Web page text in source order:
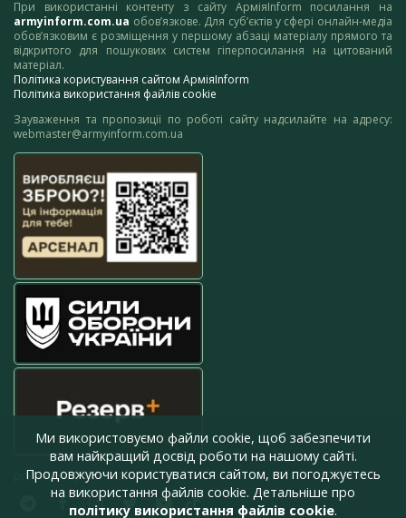
При використанні контенту з сайту АрміяInform посилання на
armyinform.com.ua обов’язкове. Для суб’єктів у сфері онлайн-медіа
обов’язковим є розміщення у першому абзаці матеріалу прямого та
відкритого для пошукових систем гіперпосилання на цитований
матеріал.
Політика користування сайтом АрміяInform
Політика використання файлів cookie
Зауваження та пропозиції по роботі сайту надсилайте на адресу:
webmaster@armyinform.com.ua
press@armyinform.com.ua
Ми використовуємо файли cookie, щоб забезпечити
вам найкращий досвід роботи на нашому сайті.
Продовжуючи користуватися сайтом, ви погоджуєтесь
на використання файлів cookie. Детальніше про
політику використання файлів cookie.